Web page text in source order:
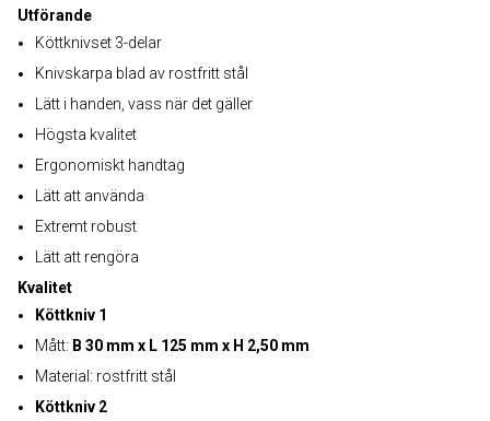
Utförande
Köttknivset 3-delar
Knivskarpa blad av rostfritt stål
Lätt i handen, vass när det gäller
Högsta kvalitet
Ergonomiskt handtag
Lätt att använda
Extremt robust
Lätt att rengöra
Kvalitet
Köttkniv 1
Mått: B 30 mm x L 125 mm x H 2,50 mm
Material: rostfritt stål
Köttkniv 2